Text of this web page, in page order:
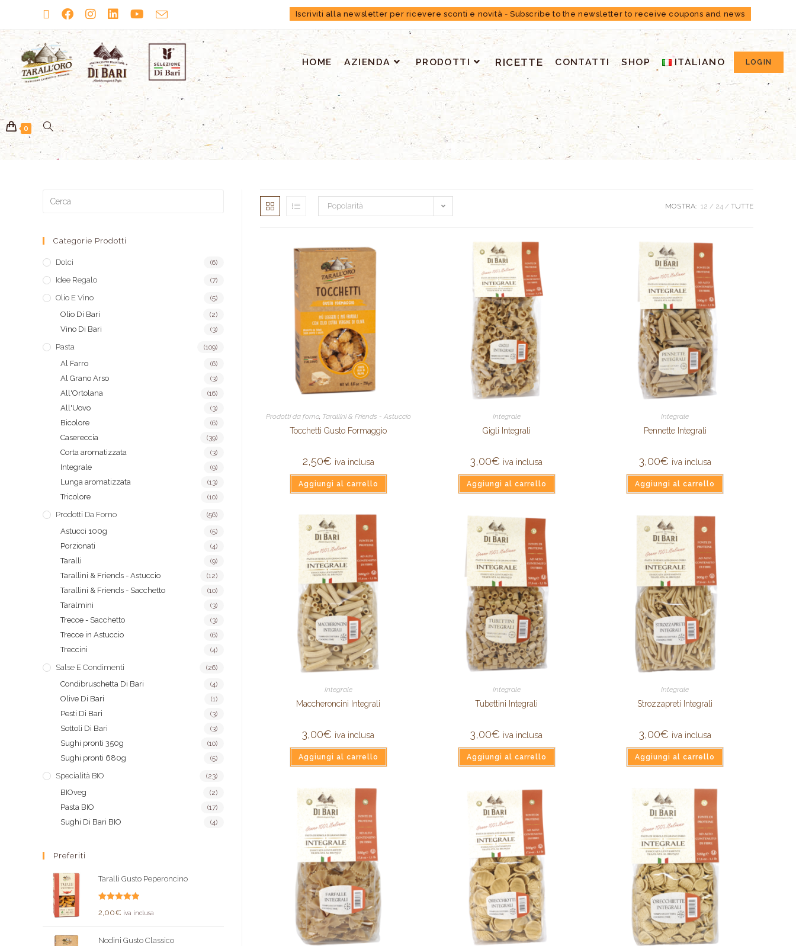
Iscriviti alla newsletter per ricevere sconti e novità - Subscribe to the newsletter to receive coupons and news
LOGIN
HOME AZIENDA PRODOTTI RICETTE CONTATTI SHOP ITALIANO
0
Popolarità MOSTRA: 12 24 TUTTE
Prodotti da forno, Tarallini & Friends - Astuccio
Tocchetti Gusto Formaggio
2,50€ iva inclusa
Aggiungi al carrello
Integrale
Gigli Integrali
3,00€ iva inclusa
Aggiungi al carrello
Integrale
Pennette Integrali
3,00€ iva inclusa
Aggiungi al carrello
Integrale
Maccheroncini Integrali
3,00€ iva inclusa
Aggiungi al carrello
Integrale
Tubettini Integrali
3,00€ iva inclusa
Aggiungi al carrello
Integrale
Strozzapreti Integrali
3,00€ iva inclusa
Aggiungi al carrello
Categorie Prodotti
Dolci (6)
Idee Regalo (7)
Olio E Vino (5)
Olio Di Bari (2)
Vino Di Bari (3)
Pasta (109)
Al Farro (6)
Al Grano Arso (3)
All'Ortolana (16)
All'Uovo (3)
Bicolore (6)
Casereccia (39)
Corta aromatizzata (3)
Integrale (9)
Lunga aromatizzata (13)
Tricolore (10)
Prodotti Da Forno (56)
Astucci 100g (5)
Porzionati (4)
Taralli (9)
Tarallini & Friends - Astuccio (12)
Tarallini & Friends - Sacchetto (10)
Taralmini (3)
Trecce - Sacchetto (3)
Trecce in Astuccio (6)
Treccini (4)
Salse E Condimenti (26)
Condibruschetta Di Bari (4)
Olive Di Bari (1)
Pesti Di Bari (3)
Sottoli Di Bari (3)
Sughi pronti 350g (10)
Sughi pronti 680g (5)
Specialità BIO (23)
BIOveg (2)
Pasta BIO (17)
Sughi Di Bari BIO (4)
Preferiti
Taralli Gusto Peperoncino
2,00€ iva inclusa
Nodini Gusto Classico